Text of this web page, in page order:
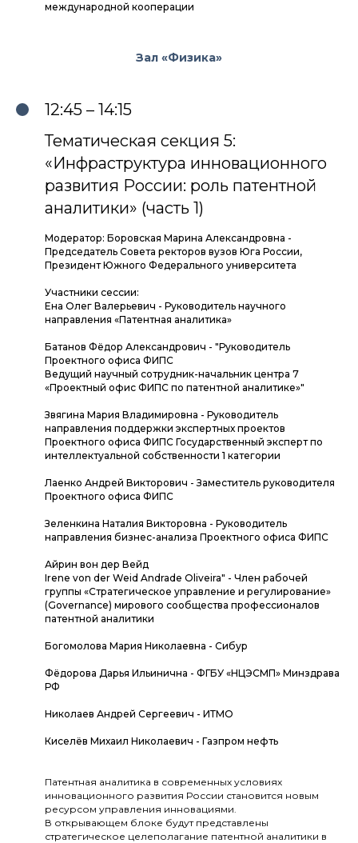
международной кооперации
Зал «Физика»
12:45 – 14:15
Тематическая секция 5:
«Инфраструктура инновационного
развития России: роль патентной
аналитики» (часть 1)
Модератор: Боровская Марина Александровна -
Председатель Совета ректоров вузов Юга России,
Президент Южного Федерального университета
Участники сессии:
Ена Олег Валерьевич - Руководитель научного
направления «Патентная аналитика»
Батанов Фёдор Александрович - "Руководитель
Проектного офиса ФИПС
Ведущий научный сотрудник-начальник центра 7
«Проектный офис ФИПС по патентной аналитике»"
Звягина Мария Владимировна - Руководитель
направления поддержки экспертных проектов
Проектного офиса ФИПС Государственный эксперт по
интеллектуальной собственности 1 категории
Лаенко Андрей Викторович - Заместитель руководителя
Проектного офиса ФИПС
Зеленкина Наталия Викторовна - Руководитель
направления бизнес-анализа Проектного офиса ФИПС
Айрин вон дер Вейд
Irene von der Weid Andrade Oliveira" - Член рабочей
группы «Стратегическое управление и регулирование»
(Governance) мирового сообщества профессионалов
патентной аналитики
Богомолова Мария Николаевна - Сибур
Фёдорова Дарья Ильинична - ФГБУ «НЦЭСМП» Минздрава
РФ
Николаев Андрей Сергеевич - ИТМО
Киселёв Михаил Николаевич - Газпром нефть
Патентная аналитика в современных условиях
инновационного развития России становится новым
ресурсом управления инновациями.
В открывающем блоке будут представлены
стратегическое целеполагание патентной аналитики в